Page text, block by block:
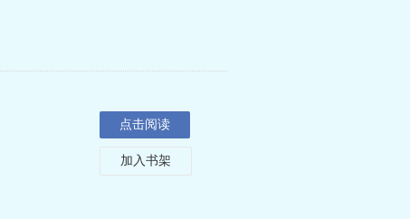
点击阅读
加入书架